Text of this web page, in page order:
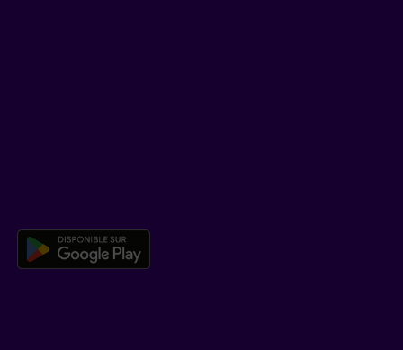
Télécharger l’application mobile